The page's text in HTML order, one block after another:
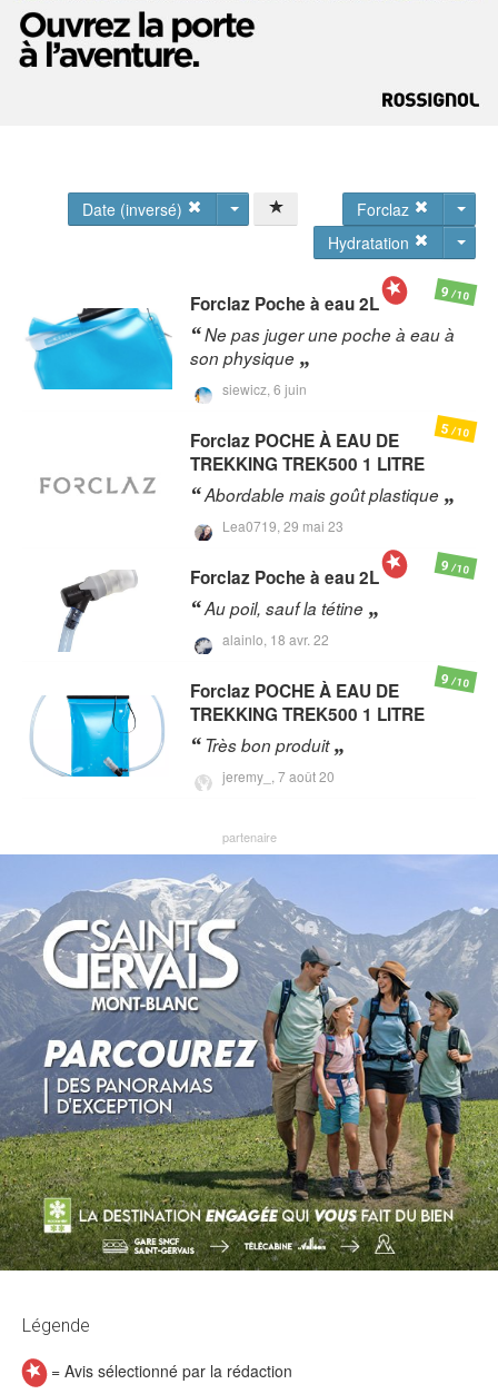
Date (inversé)
Forclaz
Hydratation
Forclaz Poche à eau 2L
Ne pas juger une poche à eau à
son physique
siewicz, 6 juin
9/10
Forclaz POCHE À EAU DE
TREKKING TREK500 1 LITRE
Abordable mais goût plastique
Lea0719, 29 mai 23
5/10
Forclaz Poche à eau 2L
Au poil, sauf la tétine
alainlo, 18 avr. 22
9/10
Forclaz POCHE À EAU DE
TREKKING TREK500 1 LITRE
Très bon produit
jeremy_, 7 août 20
9/10
Légende
= Avis sélectionné par la rédaction